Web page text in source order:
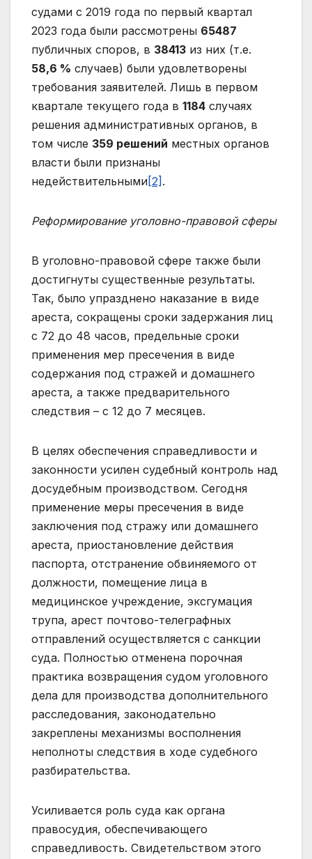
судами с 2019 года по первый квартал
2023 года были рассмотрены 65487
публичных споров, в 38413 из них (т.е.
58,6 % случаев) были удовлетворены
требования заявителей. Лишь в первом
квартале текущего года в 1184 случаях
решения административных органов, в
том числе 359 решений местных органов
власти были признаны
недействительными[2] .
Реформирование уголовно-правовой сферы
В уголовно-правовой сфере также были
достигнуты существенные результаты.
Так, было упразднено наказание в виде
ареста, сокращены сроки задержания лиц
с 72 до 48 часов, предельные сроки
применения мер пресечения в виде
содержания под стражей и домашнего
ареста, а также предварительного
следствия – с 12 до 7 месяцев.
В целях обеспечения справедливости и
законности усилен судебный контроль над
досудебным производством. Сегодня
применение меры пресечения в виде
заключения под стражу или домашнего
ареста, приостановление действия
паспорта, отстранение обвиняемого от
должности, помещение лица в
медицинское учреждение, эксгумация
трупа, арест почтово-телеграфных
отправлений осуществляется с санкции
суда. Полностью отменена порочная
практика возвращения судом уголовного
дела для производства дополнительного
расследования, законодательно
закреплены механизмы восполнения
неполноты следствия в ходе судебного
разбирательства.
Усиливается роль суда как органа
правосудия, обеспечивающего
справедливость. Свидетельством этого